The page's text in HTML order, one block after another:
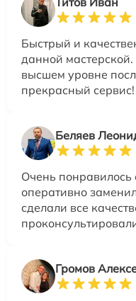
Быстрый и
данной
высшем уровне
прекрасный сервис!
Беляев
Очень
оперативно
сделали все
Громов